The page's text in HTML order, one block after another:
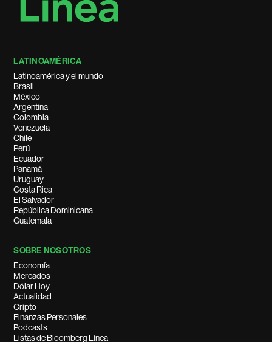
LATINOAMÉRICA
Latinoamérica y el mundo
Brasil
México
Argentina
Colombia
Venezuela
Chile
Perú
Ecuador
Panamá
Uruguay
Costa Rica
El Salvador
República Dominicana
Guatemala
SOBRE NOSOTROS
Economía
Mercados
Dólar Hoy
Actualidad
Cripto
Finanzas Personales
Podcasts
Listas de Bloomberg Línea